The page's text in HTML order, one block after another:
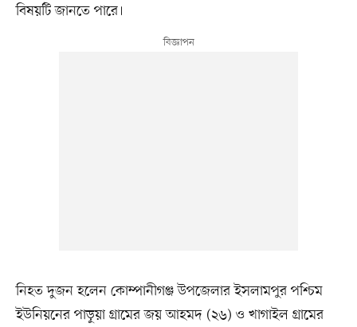
বিষয়টি জানতে পারে।
নিহত দুজন হলেন কোম্পানীগঞ্জ উপজেলার ইসলামপুর পশ্চিম
ইউনিয়নের পাড়ুয়া গ্রামের জয় আহমদ (২৬) ও খাগাইল গ্রামের